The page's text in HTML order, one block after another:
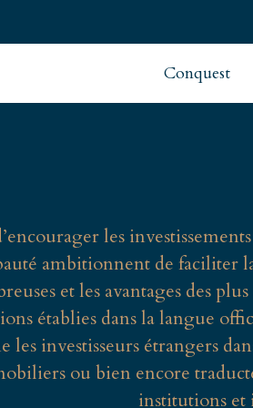
Conquest
les
ambitionnent de faciliter
et les avantages des
établies dans la langue
les investisseurs étrangers
ou bien encore
institutions et